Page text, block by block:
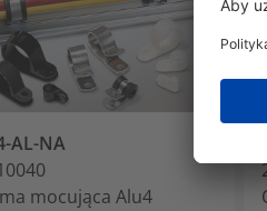
AL-NA
mocująca Alu4